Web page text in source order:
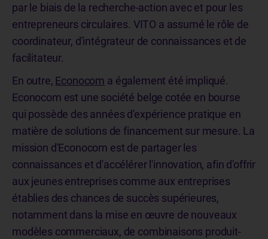
par le biais de la recherche-action avec et pour les
entrepreneurs circulaires. VITO a assumé le rôle de
coordinateur, d'intégrateur de connaissances et de
facilitateur.
En outre, Econocom a également été impliqué.
Econocom est une société belge cotée en bourse
qui possède des années d'expérience pratique en
matière de solutions de financement sur mesure. La
mission d'Econocom est de partager les
connaissances et d'accélérer l'innovation, afin d'offrir
aux jeunes entreprises comme aux entreprises
établies des chances de succès supérieures,
notamment dans la mise en œuvre de nouveaux
modèles commerciaux, de combinaisons produit-